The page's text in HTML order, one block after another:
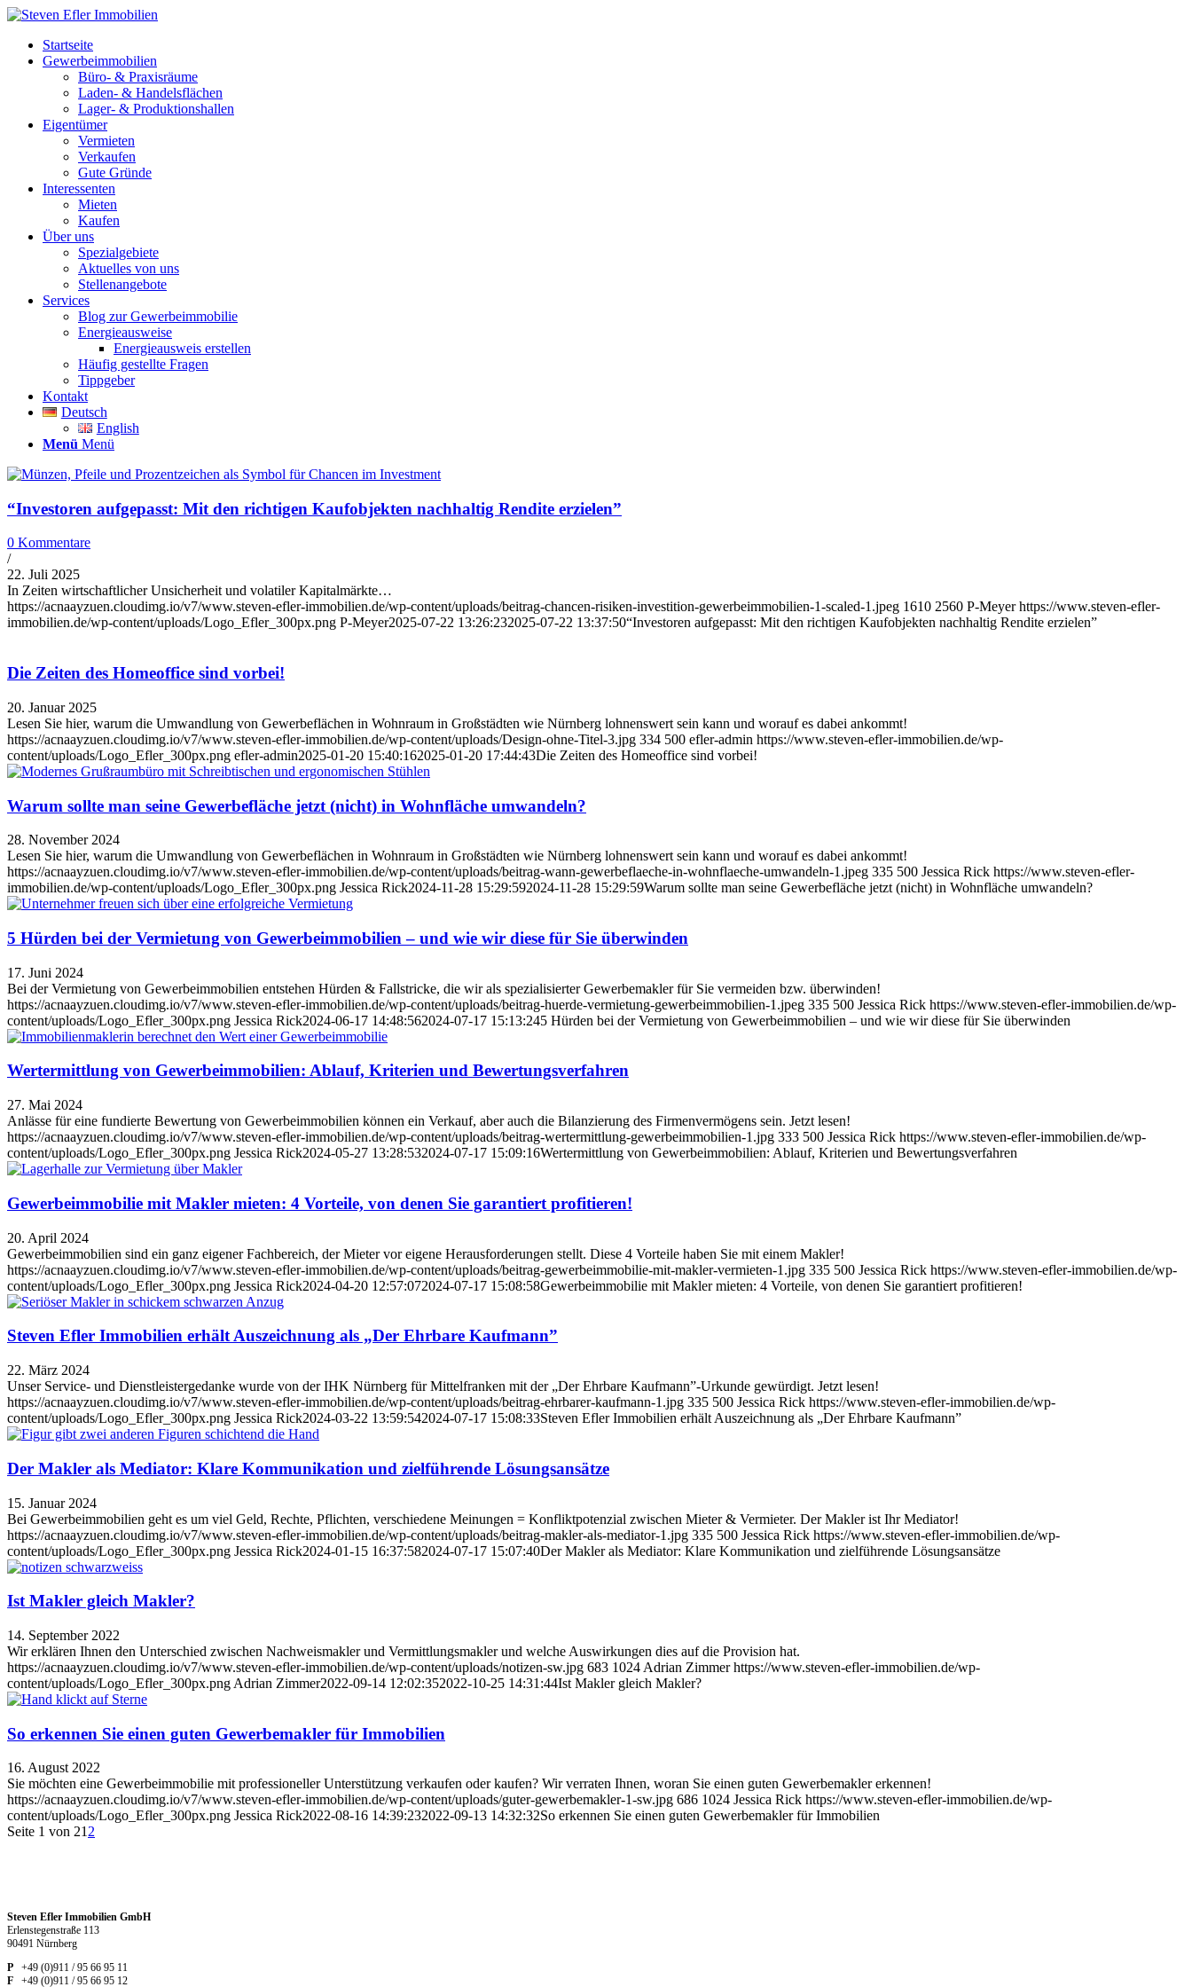
Startseite
Gewerbeimmobilien
Büro- & Praxisräume
Laden- & Handelsflächen
Lager- & Produktionshallen
Eigentümer
Vermieten
Verkaufen
Gute Gründe
Interessenten
Mieten
Kaufen
Über uns
Spezialgebiete
Aktuelles von uns
Stellenangebote
Services
Blog zur Gewerbeimmobilie
Energieausweise
Energieausweis erstellen
Häufig gestellte Fragen
Tippgeber
Kontakt
Deutsch
English
Menü Menü
“Investoren aufgepasst: Mit den richtigen Kaufobjekten nachhaltig Rendite erzielen”
0 Kommentare
/
22. Juli 2025
In Zeiten wirtschaftlicher Unsicherheit und volatiler Kapitalmärkte…
https://acnaayzuen.cloudimg.io/v7/www.steven-efler-immobilien.de/wp-content/uploads/beitrag-chancen-risiken-investition-gewerbeimmobilien-1-scaled-1.jpeg 1610 2560 P-Meyer https://www.steven-efler-
immobilien.de/wp-content/uploads/Logo_Efler_300px.png P-Meyer2025-07-22 13:26:232025-07-22 13:37:50“Investoren aufgepasst: Mit den richtigen Kaufobjekten nachhaltig Rendite erzielen”
Die Zeiten des Homeoffice sind vorbei!
20. Januar 2025
Lesen Sie hier, warum die Umwandlung von Gewerbeflächen in Wohnraum in Großstädten wie Nürnberg lohnenswert sein kann und worauf es dabei ankommt!
https://acnaayzuen.cloudimg.io/v7/www.steven-efler-immobilien.de/wp-content/uploads/Design-ohne-Titel-3.jpg 334 500 efler-admin https://www.steven-efler-immobilien.de/wp-
content/uploads/Logo_Efler_300px.png efler-admin2025-01-20 15:40:162025-01-20 17:44:43Die Zeiten des Homeoffice sind vorbei!
Warum sollte man seine Gewerbefläche jetzt (nicht) in Wohnfläche umwandeln?
28. November 2024
Lesen Sie hier, warum die Umwandlung von Gewerbeflächen in Wohnraum in Großstädten wie Nürnberg lohnenswert sein kann und worauf es dabei ankommt!
https://acnaayzuen.cloudimg.io/v7/www.steven-efler-immobilien.de/wp-content/uploads/beitrag-wann-gewerbeflaeche-in-wohnflaeche-umwandeln-1.jpeg 335 500 Jessica Rick https://www.steven-efler-
immobilien.de/wp-content/uploads/Logo_Efler_300px.png Jessica Rick2024-11-28 15:29:592024-11-28 15:29:59Warum sollte man seine Gewerbefläche jetzt (nicht) in Wohnfläche umwandeln?
5 Hürden bei der Vermietung von Gewerbeimmobilien – und wie wir diese für Sie überwinden
17. Juni 2024
Bei der Vermietung von Gewerbeimmobilien entstehen Hürden & Fallstricke, die wir als spezialisierter Gewerbemakler für Sie vermeiden bzw. überwinden!
https://acnaayzuen.cloudimg.io/v7/www.steven-efler-immobilien.de/wp-content/uploads/beitrag-huerde-vermietung-gewerbeimmobilien-1.jpeg 335 500 Jessica Rick https://www.steven-efler-immobilien.de/wp-
content/uploads/Logo_Efler_300px.png Jessica Rick2024-06-17 14:48:562024-07-17 15:13:245 Hürden bei der Vermietung von Gewerbeimmobilien – und wie wir diese für Sie überwinden
Wertermittlung von Gewerbeimmobilien: Ablauf, Kriterien und Bewertungsverfahren
27. Mai 2024
Anlässe für eine fundierte Bewertung von Gewerbeimmobilien können ein Verkauf, aber auch die Bilanzierung des Firmenvermögens sein. Jetzt lesen!
https://acnaayzuen.cloudimg.io/v7/www.steven-efler-immobilien.de/wp-content/uploads/beitrag-wertermittlung-gewerbeimmobilien-1.jpg 333 500 Jessica Rick https://www.steven-efler-immobilien.de/wp-
content/uploads/Logo_Efler_300px.png Jessica Rick2024-05-27 13:28:532024-07-17 15:09:16Wertermittlung von Gewerbeimmobilien: Ablauf, Kriterien und Bewertungsverfahren
Gewerbeimmobilie mit Makler mieten: 4 Vorteile, von denen Sie garantiert profitieren!
20. April 2024
Gewerbeimmobilien sind ein ganz eigener Fachbereich, der Mieter vor eigene Herausforderungen stellt. Diese 4 Vorteile haben Sie mit einem Makler!
https://acnaayzuen.cloudimg.io/v7/www.steven-efler-immobilien.de/wp-content/uploads/beitrag-gewerbeimmobilie-mit-makler-vermieten-1.jpg 335 500 Jessica Rick https://www.steven-efler-immobilien.de/wp-
content/uploads/Logo_Efler_300px.png Jessica Rick2024-04-20 12:57:072024-07-17 15:08:58Gewerbeimmobilie mit Makler mieten: 4 Vorteile, von denen Sie garantiert profitieren!
Steven Efler Immobilien erhält Auszeichnung als „Der Ehrbare Kaufmann”
22. März 2024
Unser Service- und Dienstleistergedanke wurde von der IHK Nürnberg für Mittelfranken mit der „Der Ehrbare Kaufmann”-Urkunde gewürdigt. Jetzt lesen!
https://acnaayzuen.cloudimg.io/v7/www.steven-efler-immobilien.de/wp-content/uploads/beitrag-ehrbarer-kaufmann-1.jpg 335 500 Jessica Rick https://www.steven-efler-immobilien.de/wp-
content/uploads/Logo_Efler_300px.png Jessica Rick2024-03-22 13:59:542024-07-17 15:08:33Steven Efler Immobilien erhält Auszeichnung als „Der Ehrbare Kaufmann”
Der Makler als Mediator: Klare Kommunikation und zielführende Lösungsansätze
15. Januar 2024
Bei Gewerbeimmobilien geht es um viel Geld, Rechte, Pflichten, verschiedene Meinungen = Konfliktpotenzial zwischen Mieter & Vermieter. Der Makler ist Ihr Mediator!
https://acnaayzuen.cloudimg.io/v7/www.steven-efler-immobilien.de/wp-content/uploads/beitrag-makler-als-mediator-1.jpg 335 500 Jessica Rick https://www.steven-efler-immobilien.de/wp-
content/uploads/Logo_Efler_300px.png Jessica Rick2024-01-15 16:37:582024-07-17 15:07:40Der Makler als Mediator: Klare Kommunikation und zielführende Lösungsansätze
Ist Makler gleich Makler?
14. September 2022
Wir erklären Ihnen den Unterschied zwischen Nachweismakler und Vermittlungsmakler und welche Auswirkungen dies auf die Provision hat.
https://acnaayzuen.cloudimg.io/v7/www.steven-efler-immobilien.de/wp-content/uploads/notizen-sw.jpg 683 1024 Adrian Zimmer https://www.steven-efler-immobilien.de/wp-
content/uploads/Logo_Efler_300px.png Adrian Zimmer2022-09-14 12:02:352022-10-25 14:31:44Ist Makler gleich Makler?
So erkennen Sie einen guten Gewerbemakler für Immobilien
16. August 2022
Sie möchten eine Gewerbeimmobilie mit professioneller Unterstützung verkaufen oder kaufen? Wir verraten Ihnen, woran Sie einen guten Gewerbemakler erkennen!
https://acnaayzuen.cloudimg.io/v7/www.steven-efler-immobilien.de/wp-content/uploads/guter-gewerbemakler-1-sw.jpg 686 1024 Jessica Rick https://www.steven-efler-immobilien.de/wp-
content/uploads/Logo_Efler_300px.png Jessica Rick2022-08-16 14:39:232022-09-13 14:32:32So erkennen Sie einen guten Gewerbemakler für Immobilien
Seite 1 von 21 2
Steven Efler Immobilien GmbH
Erlenstegenstraße 113
90491 Nürnberg
P +49 (0)911 / 95 66 95 11
F +49 (0)911 / 95 66 95 12